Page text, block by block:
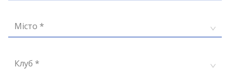
Місто *
Клуб *